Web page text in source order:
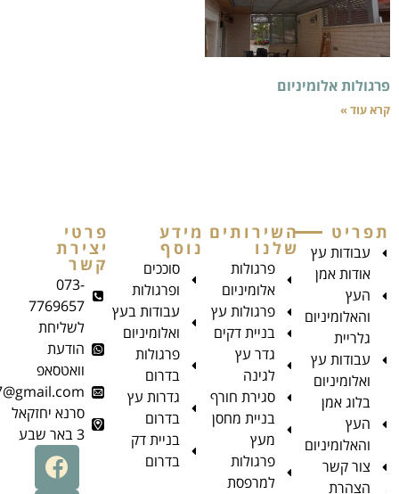
השירותים
שלנו
פרגולות
אלומיניום
פרגולות עץ
בניית דקים
גדר עץ
לגינה
סגירת חורף
בניית מחסן
מעץ
פרגולות
למרפסת
מידע
נוסף
סוככים
ופרגולות
עבודות בעץ
ואלומיניום
פרגולות
בדרום
גדרות עץ
בדרום
בניית דק
בדרום
פרטי
יצירת
קשר
073-
7769657
לשליחת
הודעת
וואטסאפ
aman.top8787@gmail.com
סרנא יחזקאל
3 באר שבע